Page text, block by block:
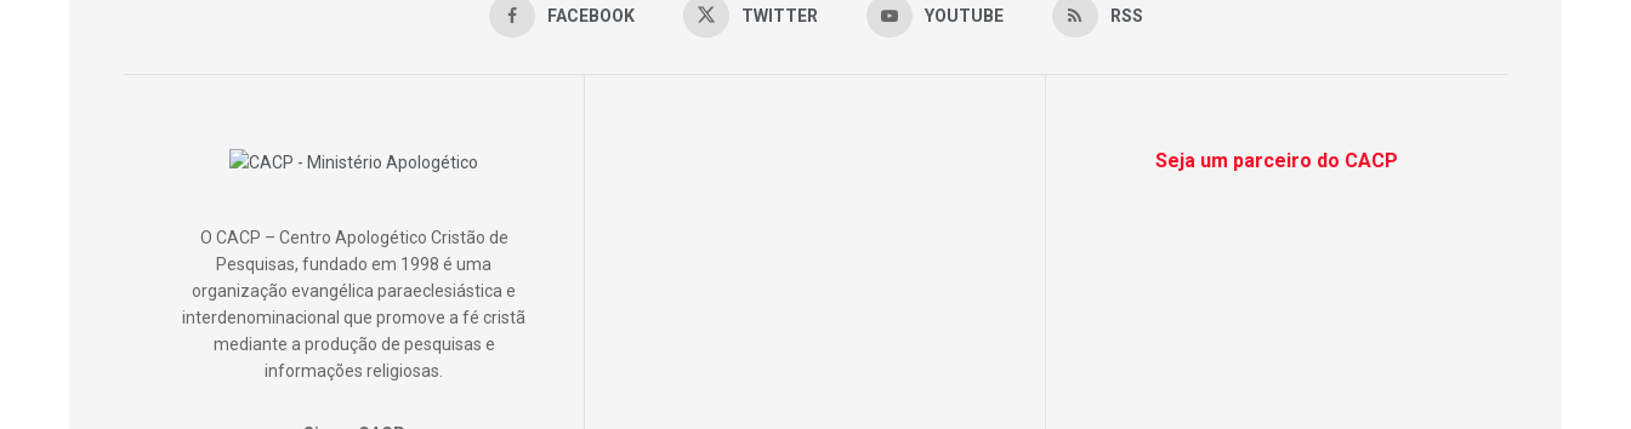
FACEBOOK TWITTER YOUTUBE RSS
O CACP – Centro Apologético Cristão de
Pesquisas, fundado em 1998 é uma
organização evangélica paraeclesiástica e
interdenominacional que promove a fé cristã
mediante a produção de pesquisas e
informações religiosas.
Seja um parceiro do CACP